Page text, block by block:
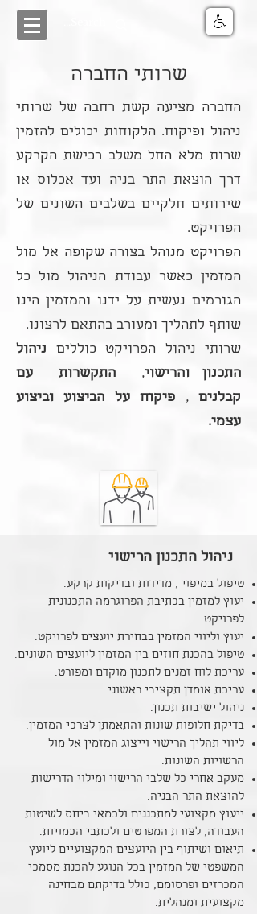
שרותי החברה
החברה מציעה קשת רחבה של שרותי
ניהול ופיקוח. הלקוחות יכולים להזמין
שרות מלא החל משלב רכישת הקרקע
דרך הוצאת התר בניה ועד אכלוס או
שירותים חלקיים בשלבים השונים של
הפרויקט.
הפרויקט מנוהל בצורה שקופה אל מול
המזמין כאשר עבודת הניהול מול כל
הגורמים נעשית על ידנו והמזמין הינו
שותף לתהליך ומעורב בהתאם לרצונו.
שרותי ניהול הפרויקט כוללים ניהול
התכנון והרישוי, התקשרות עם
קבלנים, פיקוח על הביצוע וביצוע
עצמי.
ניהול התכנון הרישוי
טיפול במיפוי , מדידות ובדיקות קרקע.
יעוץ למזמין בכתיבת הפרוגרמה התכנונית
לפרויקט.
יעוץ וליווי המזמין בבחירת יועצים לפרויקט.
טיפול בהכנת חוזים בין המזמין ליועצים השונים.
עריכת לוח זמנים לתכנון מוקדם ומפורט.
עריכת אומדן תקציבי ראשוני.
ניהול ישיבות תכנון.
בדיקת חלופות שונות והתאמתן לצרכי המזמין.
ליווי תהליך הרישוי וייצוג המזמין אל מול
הרשויות השונות.
מעקב אחרי כל שלבי הרישוי ומילוי הדרישות
להוצאת התר הבניה.
ייעוץ מקצועי למתכננים ולכמאי ביחס לשיטות
העבודה, לצורת המפרטים ולכתבי הכמויות.
תיאום ושיתוף בין היועצים המקצועיים ליועץ
המשפטי של המזמין בכל הנוגע להכנת מסמכי
המכרזים ופרסומם, כולל בדיקתם מבחינה
מקצועית ומנהלית.